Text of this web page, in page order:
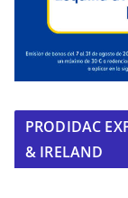
PRODIDAC
& IRELAND